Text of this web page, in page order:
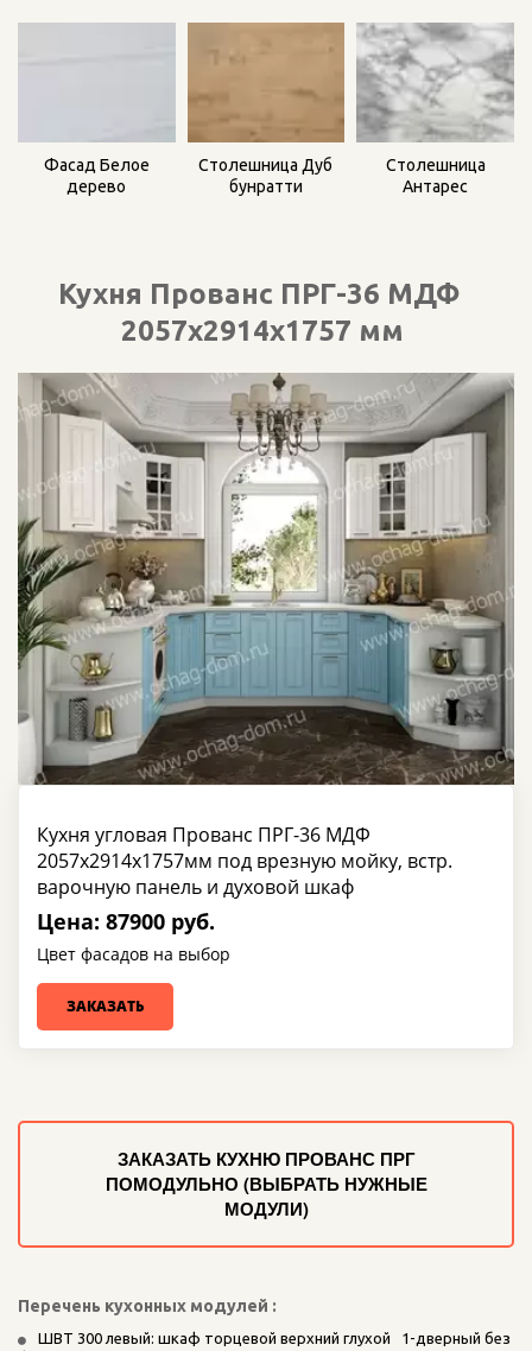
Фасад Белое
дерево
Столешница Дуб
бунратти
Столешница
Антарес
Кухня Прованс ПРГ-36 МДФ
2057х2914х1757 мм
Кухня угловая Прованс ПРГ-36 МДФ
2057х2914х1757мм под врезную мойку, встр.
варочную панель и духовой шкаф
Цена: 87900 руб.
Цвет фасадов на выбор
ЗАКАЗАТЬ
ЗАКАЗАТЬ КУХНЮ ПРОВАНС ПРГ
ПОМОДУЛЬНО (ВЫБРАТЬ НУЖНЫЕ
МОДУЛИ)
Перечень кухонных модулей :
ШВТ 300 левый: шкаф торцевой верхний глухой   1-дверный без